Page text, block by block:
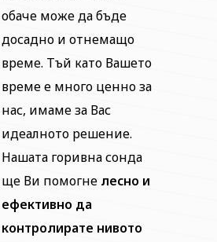
обаче може да бъде
досадно и отнемащо
време. Тъй като Вашето
време е много ценно за
нас, имаме за Вас
идеалното решение.
Нашата горивна сонда
ще Ви помогне лесно и
ефективно да
контролирате нивото